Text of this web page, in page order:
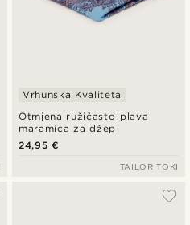
Otmjena ružičasto-plava
maramica za džep
Vrhunska Kvaliteta
24,95 €
TAILOR TOKI